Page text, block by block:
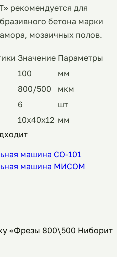
рекомендуется для
бетона марки
мозаичных полов.
Значение Параметры
100
мм
800/500
мкм
6
шт
10х40х12 мм
машина СО-101
машина МИСОМ
«Фрезы 800\500 Ниборит